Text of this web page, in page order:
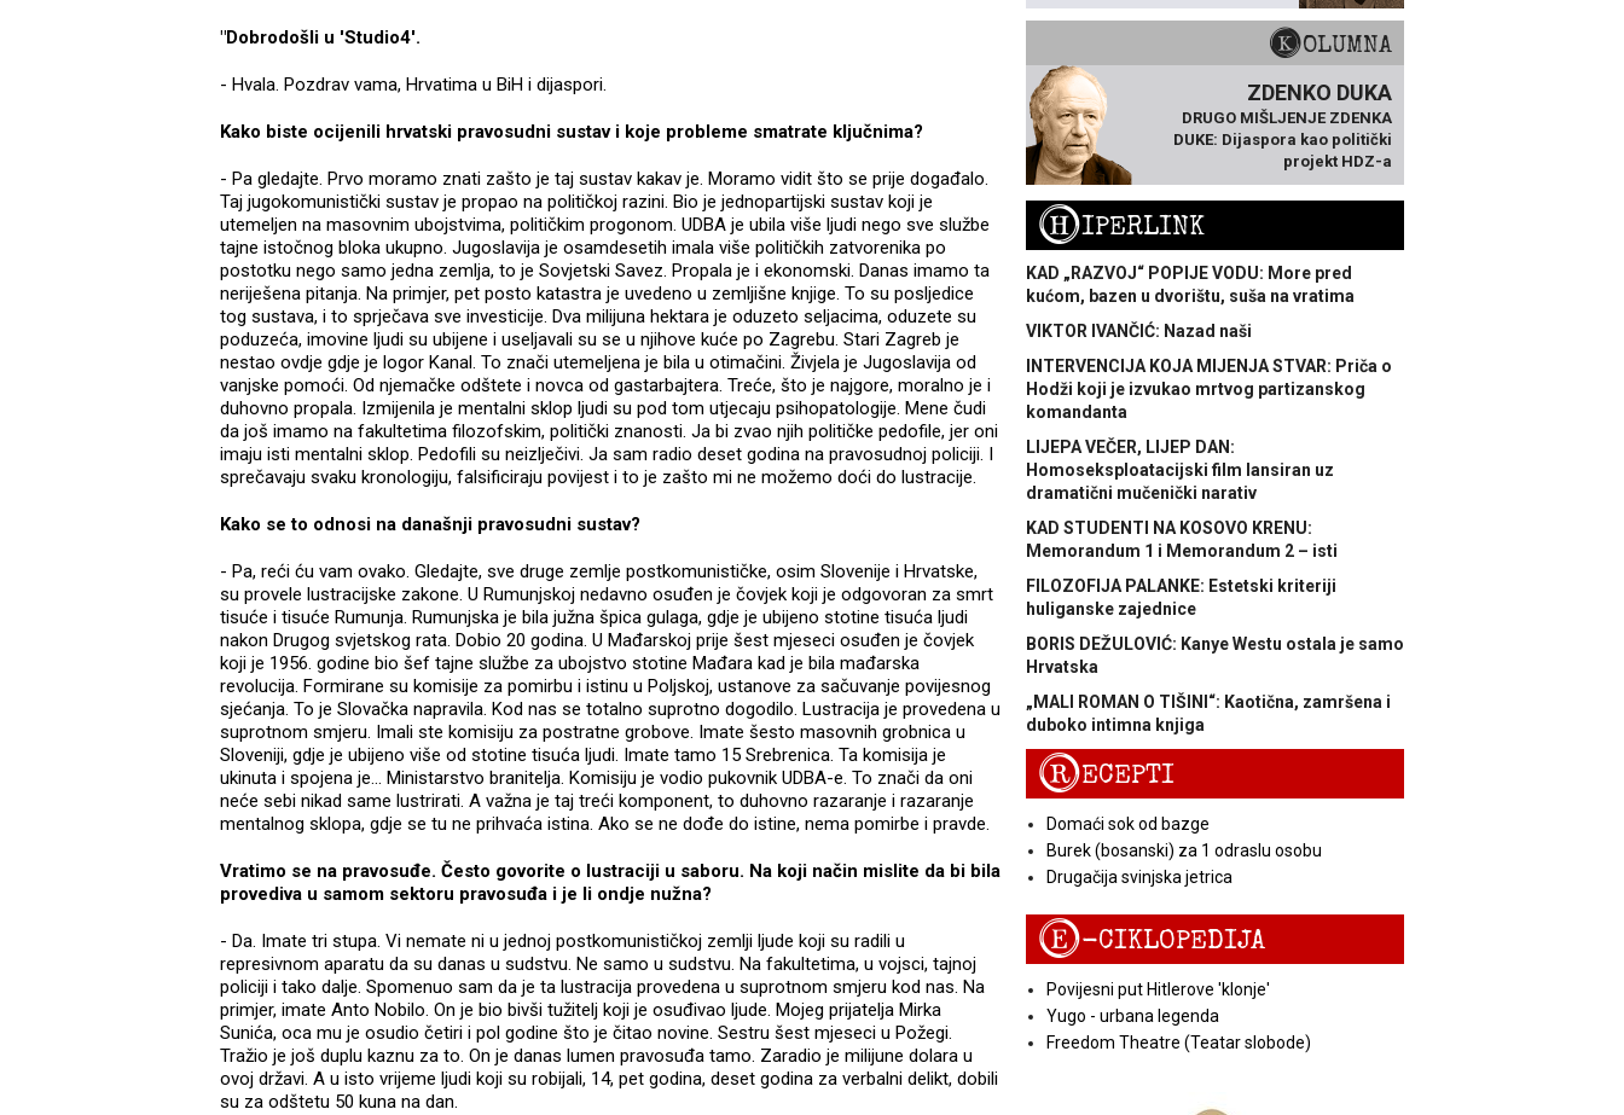
"Dobrodošli u 'Studio4'.
- Hvala. Pozdrav vama, Hrvatima u BiH i dijaspori.
Kako biste ocijenili hrvatski pravosudni sustav i koje probleme smatrate ključnima?
- Pa gledajte. Prvo moramo znati zašto je taj sustav kakav je. Moramo vidit što se prije događalo.
Taj jugokomunistički sustav je propao na političkoj razini. Bio je jednopartijski sustav koji je
utemeljen na masovnim ubojstvima, političkim progonom. UDBA je ubila više ljudi nego sve službe
tajne istočnog bloka ukupno. Jugoslavija je osamdesetih imala više političkih zatvorenika po
postotku nego samo jedna zemlja, to je Sovjetski Savez. Propala je i ekonomski. Danas imamo ta
neriješena pitanja. Na primjer, pet posto katastra je uvedeno u zemljišne knjige. To su posljedice
tog sustava, i to sprječava sve investicije. Dva milijuna hektara je oduzeto seljacima, oduzete su
poduzeća, imovine ljudi su ubijene i useljavali su se u njihove kuće po Zagrebu. Stari Zagreb je
nestao ovdje gdje je logor Kanal. To znači utemeljena je bila u otimačini. Živjela je Jugoslavija od
vanjske pomoći. Od njemačke odštete i novca od gastarbajtera. Treće, što je najgore, moralno je i
duhovno propala. Izmijenila je mentalni sklop ljudi su pod tom utjecaju psihopatologije. Mene čudi
da još imamo na fakultetima filozofskim, politički znanosti. Ja bi zvao njih političke pedofile, jer oni
imaju isti mentalni sklop. Pedofili su neizlječivi. Ja sam radio deset godina na pravosudnoj policiji. I
sprečavaju svaku kronologiju, falsificiraju povijest i to je zašto mi ne možemo doći do lustracije.
Kako se to odnosi na današnji pravosudni sustav?
- Pa, reći ću vam ovako. Gledajte, sve druge zemlje postkomunističke, osim Slovenije i Hrvatske,
su provele lustracijske zakone. U Rumunjskoj nedavno osuđen je čovjek koji je odgovoran za smrt
tisuće i tisuće Rumunja. Rumunjska je bila južna špica gulaga, gdje je ubijeno stotine tisuća ljudi
nakon Drugog svjetskog rata. Dobio 20 godina. U Mađarskoj prije šest mjeseci osuđen je čovjek
koji je 1956. godine bio šef tajne službe za ubojstvo stotine Mađara kad je bila mađarska
revolucija. Formirane su komisije za pomirbu i istinu u Poljskoj, ustanove za sačuvanje povijesnog
sjećanja. To je Slovačka napravila. Kod nas se totalno suprotno dogodilo. Lustracija je provedena u
suprotnom smjeru. Imali ste komisiju za postratne grobove. Imate šesto masovnih grobnica u
Sloveniji, gdje je ubijeno više od stotine tisuća ljudi. Imate tamo 15 Srebrenica. Ta komisija je
ukinuta i spojena je... Ministarstvo branitelja. Komisiju je vodio pukovnik UDBA-e. To znači da oni
neće sebi nikad same lustrirati. A važna je taj treći komponent, to duhovno razaranje i razaranje
mentalnog sklopa, gdje se tu ne prihvaća istina. Ako se ne dođe do istine, nema pomirbe i pravde.
Vratimo se na pravosuđe. Često govorite o lustraciji u saboru. Na koji način mislite da bi bila
provediva u samom sektoru pravosuđa i je li ondje nužna?
- Da. Imate tri stupa. Vi nemate ni u jednoj postkomunističkoj zemlji ljude koji su radili u
represivnom aparatu da su danas u sudstvu. Ne samo u sudstvu. Na fakultetima, u vojsci, tajnoj
policiji i tako dalje. Spomenuo sam da je ta lustracija provedena u suprotnom smjeru kod nas. Na
primjer, imate Anto Nobilo. On je bio bivši tužitelj koji je osuđivao ljude. Mojeg prijatelja Mirka
Sunića, oca mu je osudio četiri i pol godine što je čitao novine. Sestru šest mjeseci u Požegi.
Tražio je još duplu kaznu za to. On je danas lumen pravosuđa tamo. Zaradio je milijune dolara u
ovoj državi. A u isto vrijeme ljudi koji su robijali, 14, pet godina, deset godina za verbalni delikt, dobili
su za odštetu 50 kuna na dan.
KOLUMNA
ZDENKO DUKA
DRUGO MIŠLJENJE ZDENKA
DUKE: Dijaspora kao politički
projekt HDZ-a
HIPERLINK
KAD „RAZVOJ“ POPIJE VODU: More pred
kućom, bazen u dvorištu, suša na vratima
VIKTOR IVANČIĆ: Nazad naši
INTERVENCIJA KOJA MIJENJA STVAR: Priča o
Hodži koji je izvukao mrtvog partizanskog
komandanta
LIJEPA VEČER, LIJEP DAN:
Homoseksploatacijski film lansiran uz
dramatični mučenički narativ
KAD STUDENTI NA KOSOVO KRENU:
Memorandum 1 i Memorandum 2 – isti
FILOZOFIJA PALANKE: Estetski kriteriji
huliganske zajednice
BORIS DEŽULOVIĆ: Kanye Westu ostala je samo
Hrvatska
„MALI ROMAN O TIŠINI“: Kaotična, zamršena i
duboko intimna knjiga
RECEPTI
Domaći sok od bazge
Burek (bosanski) za 1 odraslu osobu
Drugačija svinjska jetrica
E-CIKLOPEDIJA
Povijesni put Hitlerove 'klonje'
Yugo - urbana legenda
Freedom Theatre (Teatar slobode)